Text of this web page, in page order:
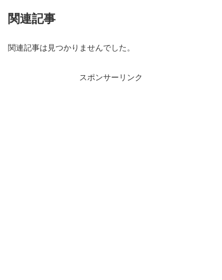
関連記事
関連記事は見つかりませんでした。
スポンサーリンク